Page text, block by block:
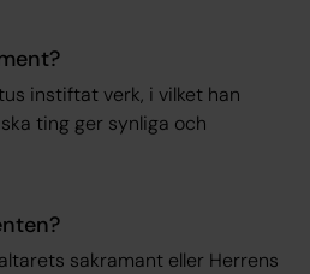
instiftat verk, i vilket han
ting ger synliga och
sakramant eller Herrens